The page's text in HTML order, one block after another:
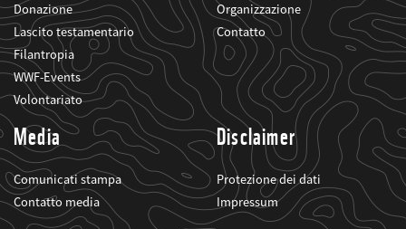
Donazione
Lascito testamentario
Filantropia
WWF-Events
Volontariato
Organizzazione
Contatto
Media
Comunicati stampa
Contatto media
Disclaimer
Protezione dei dati
Impressum